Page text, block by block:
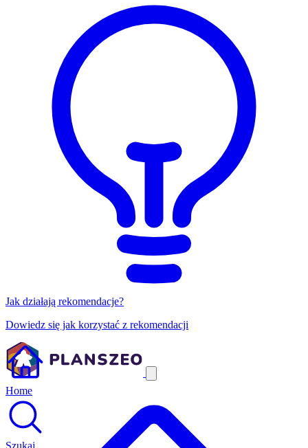
Jak działają rekomendacje?
Dowiedz się jak korzystać z rekomendacji
Home
Szukaj